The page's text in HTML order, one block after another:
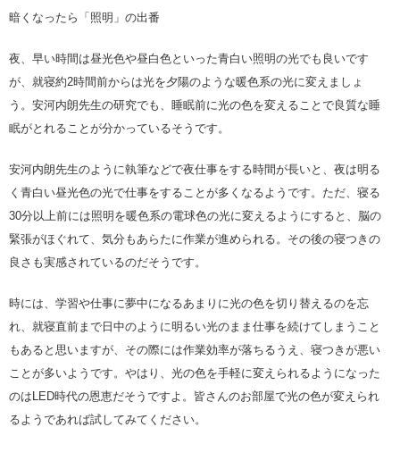
暗くなったら「照明」の出番
夜、早い時間は昼光色や昼白色といった青白い照明の光でも良いです
が、就寝約2時間前からは光を夕陽のような暖色系の光に変えましょ
う。安河内朗先生の研究でも、睡眠前に光の色を変えることで良質な睡
眠がとれることが分かっているそうです。
安河内朗先生のように執筆などで夜仕事をする時間が長いと、夜は明る
く青白い昼光色の光で仕事をすることが多くなるようです。ただ、寝る
30分以上前には照明を暖色系の電球色の光に変えるようにすると、脳の
緊張がほぐれて、気分もあらたに作業が進められる。その後の寝つきの
良さも実感されているのだそうです。
時には、学習や仕事に夢中になるあまりに光の色を切り替えるのを忘
れ、就寝直前まで日中のように明るい光のまま仕事を続けてしまうこと
もあると思いますが、その際には作業効率が落ちるうえ、寝つきが悪い
ことが多いようです。やはり、光の色を手軽に変えられるようになった
のはLED時代の恩恵だそうですよ。皆さんのお部屋で光の色が変えられ
るようであれば試してみてください。